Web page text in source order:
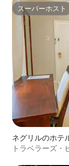
スーパーホスト
スーパーホスト
ネグリルのホテ
トラベラーズ・